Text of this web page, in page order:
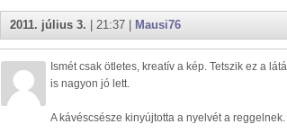
2011. július 3. | 21:37 | Mausi76
Ismét csak ötletes, kreatív a kép. Tetszik ez a
is nagyon jó lett.
A kávéscsésze kinyújtotta a nyelvét a reggelnek.